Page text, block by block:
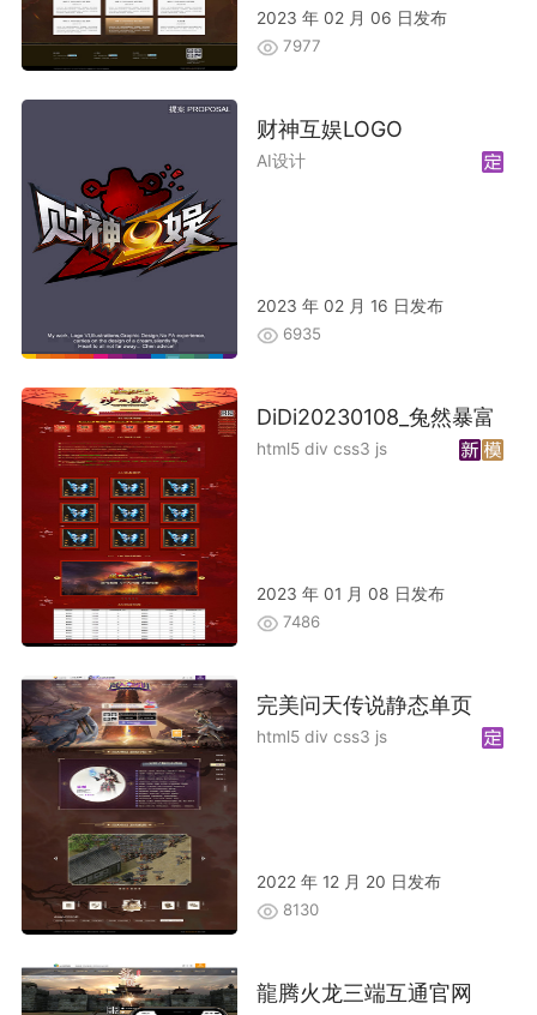
2023 年 02 月 06 日发布
7977
财神互娱LOGO
AI设计
2023 年 02 月 16 日发布
6935
DiDi20230108_兔然暴富
html5 div css3 js
2023 年 01 月 08 日发布
7486
完美问天传说静态单页
html5 div css3 js
2022 年 12 月 20 日发布
8130
龍腾火龙三端互通官网